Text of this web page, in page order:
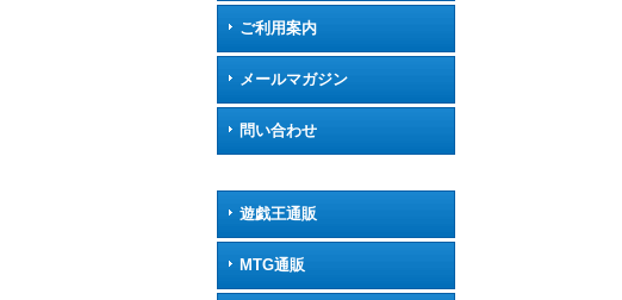
ご利用案内
メールマガジン
問い合わせ
遊戯王通販
MTG通販